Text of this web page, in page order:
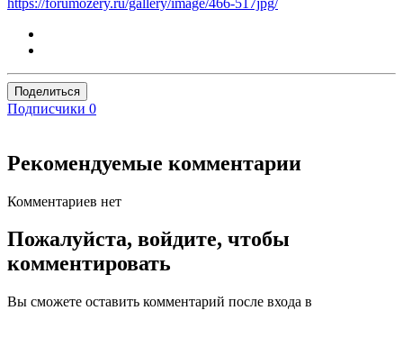
Поделиться
Подписчики 0
Рекомендуемые комментарии
Комментариев нет
Пожалуйста, войдите, чтобы
комментировать
Вы сможете оставить комментарий после входа в